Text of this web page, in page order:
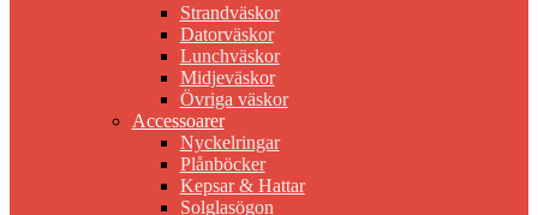
Strandväskor
Datorväskor
Lunchväskor
Midjeväskor
Övriga väskor
Accessoarer
Nyckelringar
Plånböcker
Kepsar & Hattar
Solglasögon